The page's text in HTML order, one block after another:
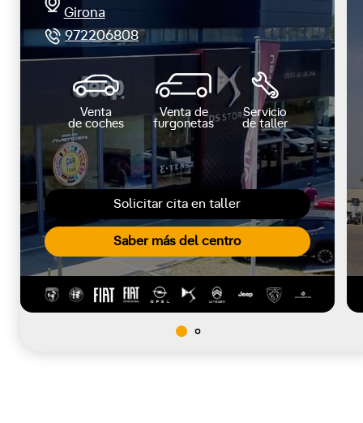
Solicitar cita en taller
Saber más del centro
Girona
972206808
Venta
de coches
Venta de
furgonetas
Servicio
de taller